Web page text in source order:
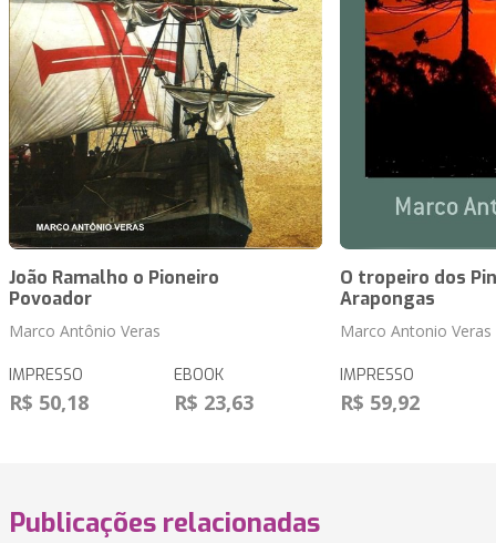
João Ramalho o Pioneiro
Povoador
Marco Antônio Veras
IMPRESSO
R$ 50,18
EBOOK
R$ 23,63
O tropeiro dos
Arapongas
Marco Antonio Veras
IMPRESSO
R$ 59,92
Publicações relacionadas